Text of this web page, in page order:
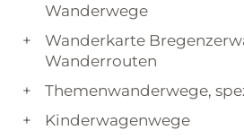
Wanderwege
Wanderkarte
Wanderrouten
Themenwanderwege,
Kinderwagenwege